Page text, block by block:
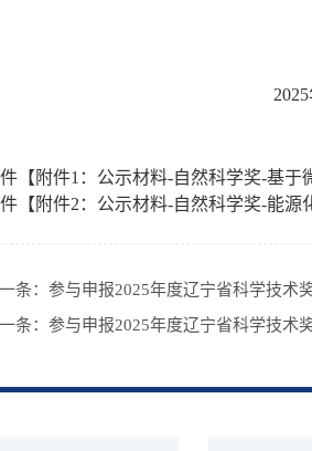
【 附件1：公示材料-自然科学奖-基
【 附件2：公示材料-自然科学奖-能
条： 参与申报2025年度辽宁省科学技术
条： 参与申报2025年度辽宁省科学技术